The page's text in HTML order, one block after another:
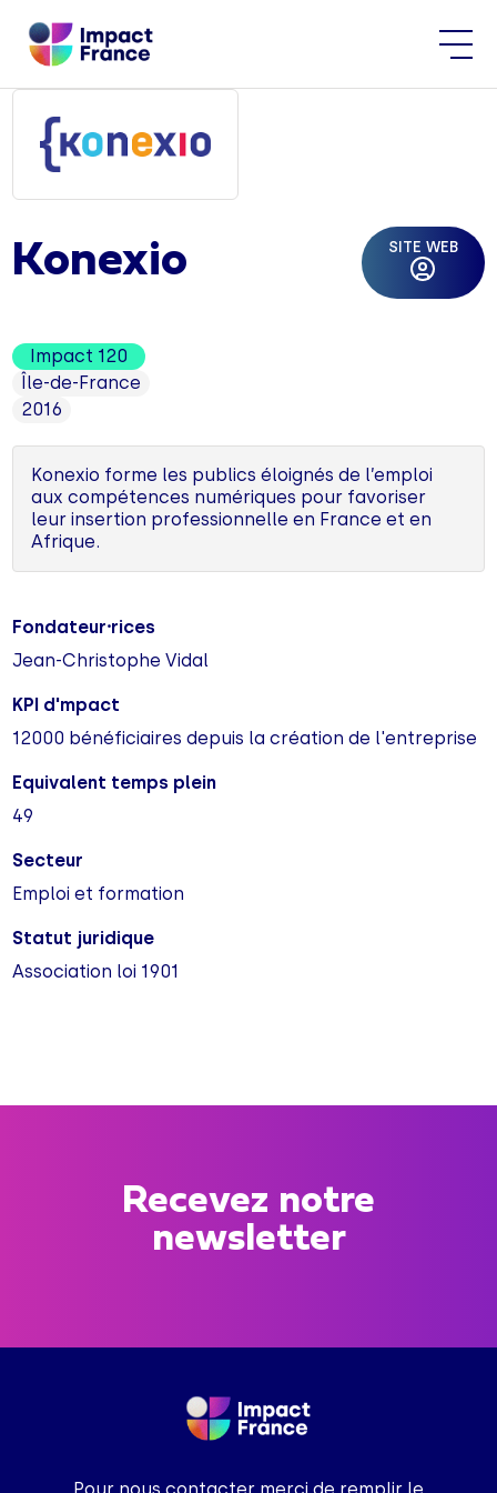
Konexio SITE WEB
Impact 120
Île-de-France
2016
Konexio forme les publics éloignés de l’emploi
aux compétences numériques pour favoriser
leur insertion professionnelle en France et en
Afrique.
Fondateur⸱rices
Jean-Christophe Vidal
KPI d'mpact
12000 bénéficiaires depuis la création de l'entreprise
Equivalent temps plein
49
Secteur
Emploi et formation
Statut juridique
Association loi 1901
Recevez notre
newsletter